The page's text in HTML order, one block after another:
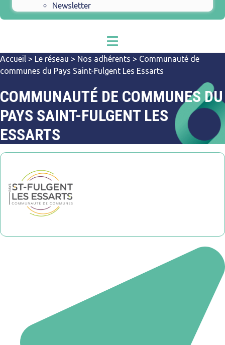
Newsletter
Accueil > Le réseau > Nos adhérents > Communauté de
communes du Pays Saint-Fulgent Les Essarts
COMMUNAUTÉ DE COMMUNES DU
PAYS SAINT-FULGENT LES
ESSARTS